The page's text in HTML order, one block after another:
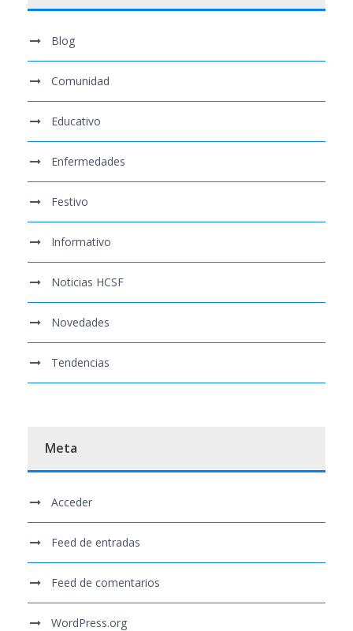
Blog
Comunidad
Educativo
Enfermedades
Festivo
Informativo
Noticias HCSF
Novedades
Tendencias
Meta
Acceder
Feed de entradas
Feed de comentarios
WordPress.org